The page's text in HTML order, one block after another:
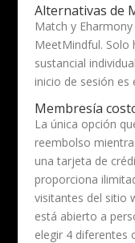
Alternativas de
Match y
MeetMindful. Solo
sustancial
inicio de sesión es
Membresía
La única opción
reembolso
una tarjeta de
proporciona
visitantes del sitio
está abierto a
elegir 4 diferentes